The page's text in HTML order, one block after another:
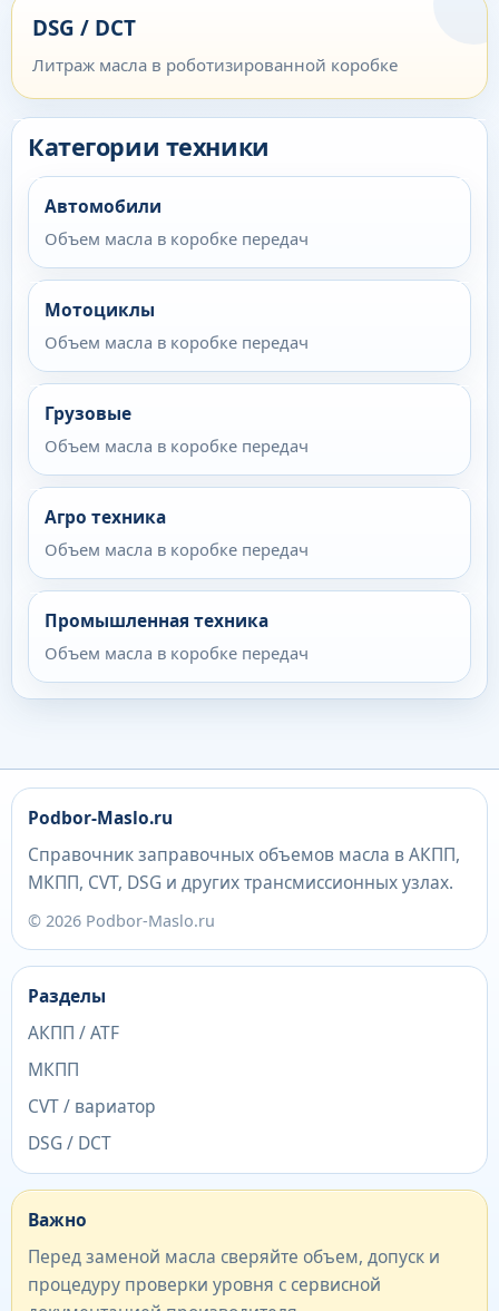
DSG / DCT
Литраж масла в роботизированной коробке
Категории техники
Автомобили
Объем масла в коробке передач
Мотоциклы
Объем масла в коробке передач
Грузовые
Объем масла в коробке передач
Агро техника
Объем масла в коробке передач
Промышленная техника
Объем масла в коробке передач
Podbor-Maslo.ru
Справочник заправочных объемов масла в АКПП,
МКПП, CVT, DSG и других трансмиссионных узлах.
© 2026 Podbor-Maslo.ru
Разделы
АКПП / ATF
МКПП
CVT / вариатор
DSG / DCT
Важно
Перед заменой масла сверяйте объем, допуск и
процедуру проверки уровня с сервисной